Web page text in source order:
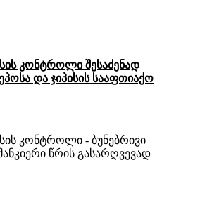
კონტროლიშესაძენად
და ჯიპისის სააფთიაქო
კონტროლი - ბუნებრივი
წრის გასარღვევად